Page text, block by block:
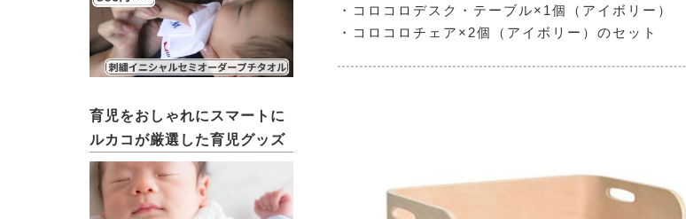
・コロコロデスク・テーブル×1個（アイボリー）
・コロコロチェア×2個（アイボリー）のセット
育児をおしゃれにスマートに
ルカコが厳選した育児グッズ